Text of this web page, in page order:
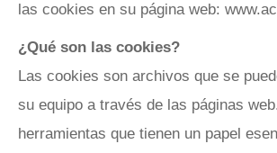
las cookies en su página web:
¿Qué son las cookies?
Las cookies son archivos que se
su equipo a través de las páginas
herramientas que tienen un papel